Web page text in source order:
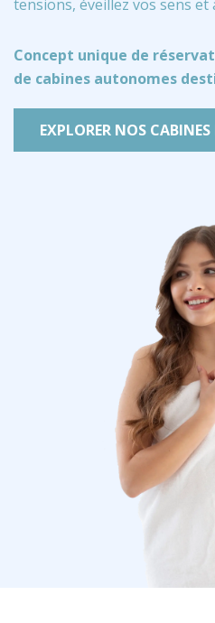
tensions, éveillez vos sens
Concept unique de
de cabines autonomes
EXPLORER NOS